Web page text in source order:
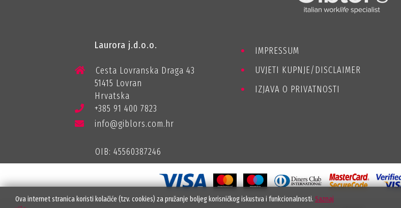
Laurora j.d.o.o.
Cesta Lovranska Draga 43
51415 Lovran
Hrvatska
+385 91 400 7823
info@giblors.com.hr
OIB: 45560387246
IMPRESSUM
UVJETI KUPNJE/DISCLAIMER
IZJAVA O PRIVATNOSTI
Ova internet stranica koristi kolačiće (tzv. cookies) za pružanje boljeg korisničkog iskustva i funkcionalnosti. Saznaj